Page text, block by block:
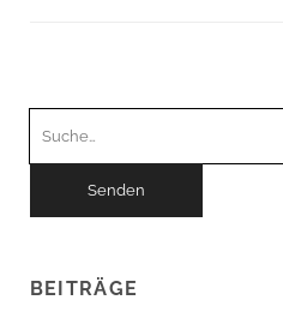
BEITRÄGE